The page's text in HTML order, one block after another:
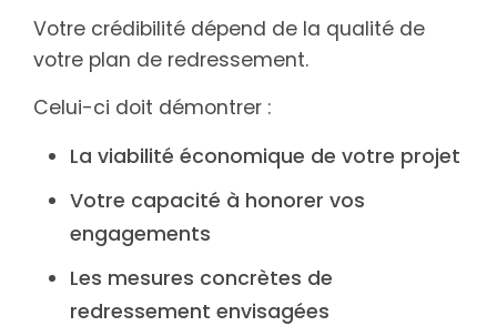
Votre crédibilité dépend de la qualité de
votre plan de redressement.
Celui-ci doit démontrer :
La viabilité économique de votre projet
Votre capacité à honorer vos
engagements
Les mesures concrètes de
redressement envisagées